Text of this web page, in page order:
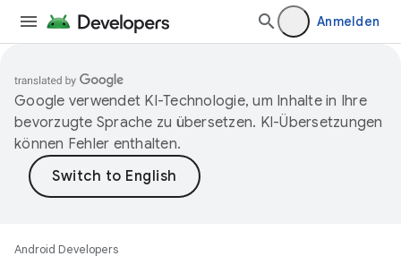
Anmelden
Google verwendet KI-Technologie, um Inhalte in Ihre
bevorzugte Sprache zu übersetzen. KI-Übersetzungen
können Fehler enthalten.
Android Developers